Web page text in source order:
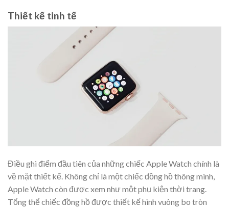
Thiết kế tinh tế
Điều ghi điểm đầu tiên của những chiếc Apple Watch chính là
về mặt thiết kế. Không chỉ là một chiếc đồng hồ thông minh,
Apple Watch còn được xem như một phụ kiện thời trang.
Tổng thể chiếc đồng hồ được thiết kế hình vuông bo tròn